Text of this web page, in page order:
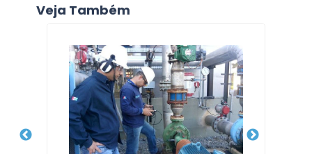
Veja Também